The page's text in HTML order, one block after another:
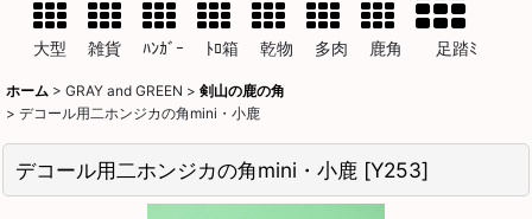
大型 雑貨 ﾊﾝｶﾞｰ ﾄﾛ箱 乾物 多肉 鹿角 足踏ﾐ
ホーム > GRAY and GREEN > 剣山の鹿の角
> デコール用二ホンジカの角mini・小鹿
デコール用二ホンジカの角mini・小鹿 [Y253]